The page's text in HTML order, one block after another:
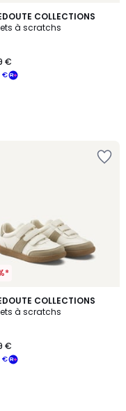
COLLECTIONS
à scratchs
€
€
COLLECTIONS
à scratchs
€
€